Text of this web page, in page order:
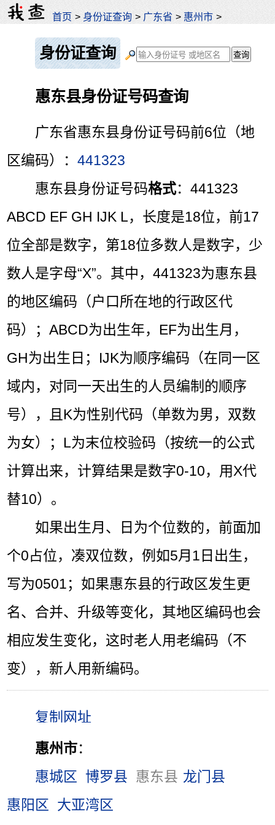
首页 > 身份证查询 > 广东省 > 惠州市 >
身份证查询
惠东县身份证号码查询
广东省惠东县身份证号码前6位（地
区编码）：441323
惠东县身份证号码格式：441323
ABCD EF GH IJK L，长度是18位，前17
位全部是数字，第18位多数人是数字，少
数人是字母“X”。其中，441323为惠东县
的地区编码（户口所在地的行政区代
码）；ABCD为出生年，EF为出生月，
GH为出生日；IJK为顺序编码（在同一区
域内，对同一天出生的人员编制的顺序
号），且K为性别代码（单数为男，双数
为女）；L为末位校验码（按统一的公式
计算出来，计算结果是数字0-10，用X代
替10）。
如果出生月、日为个位数的，前面加
个0占位，凑双位数，例如5月1日出生，
写为0501；如果惠东县的行政区发生更
名、合并、升级等变化，其地区编码也会
相应发生变化，这时老人用老编码（不
变），新人用新编码。
惠州市：
惠城区 博罗县 惠东县 龙门县
惠阳区 大亚湾区